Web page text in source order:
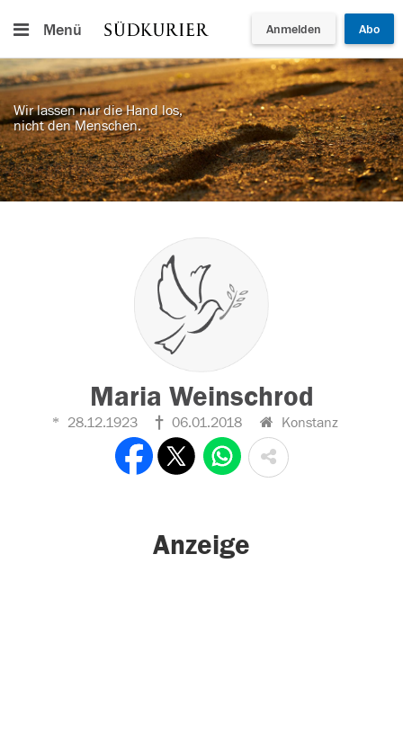
Menü Anmelden Abo
Wir lassen nur die Hand los,
nicht den Menschen.
Maria Weinschrod
28.12.1923 06.01.2018 Konstanz
Anzeige